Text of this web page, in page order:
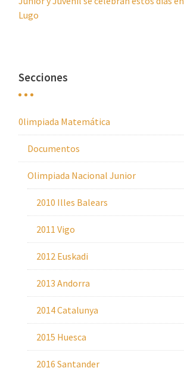
Lugo
Secciones
0limpiada Matemática
Documentos
Olimpiada Nacional Junior
2010 Illes Balears
2011 Vigo
2012 Euskadi
2013 Andorra
2014 Catalunya
2015 Huesca
2016 Santander